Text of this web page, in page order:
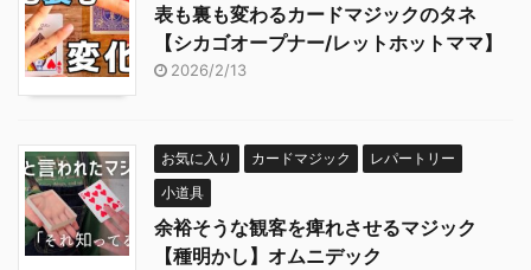
表も裏も変わるカードマジックのタネ
【シカゴオープナー/レットホットママ】
2026/2/13
お気に入り カードマジック
レパートリー
小道具
余裕そうな観客を痺れさせるマジック
【種明かし】オムニデック